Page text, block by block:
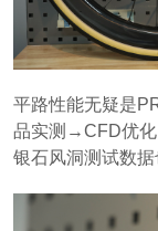
平路性能无疑是
品实测→CFD优化
银石风洞测试数据